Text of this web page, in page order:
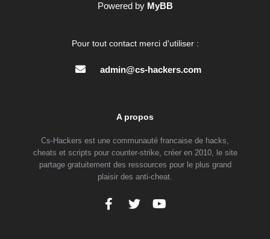
Powered by MyBB
Pour tout contact merci d'utiliser :
admin@cs-hackers.com
A propos
Cs-Hackers est une communauté francaise de hacks,
cheats et scripts pour counter-strike, créer en 2010, le site
partage gratuitement des ressources pour le plus grand
plaisir des anti-cheat.